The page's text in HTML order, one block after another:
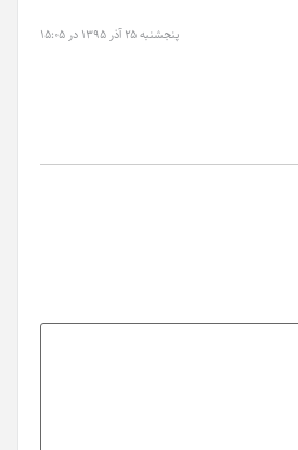
پنجشنبه ۲۵ آذر ۱۳۹۵ در ۱۵:۰۵